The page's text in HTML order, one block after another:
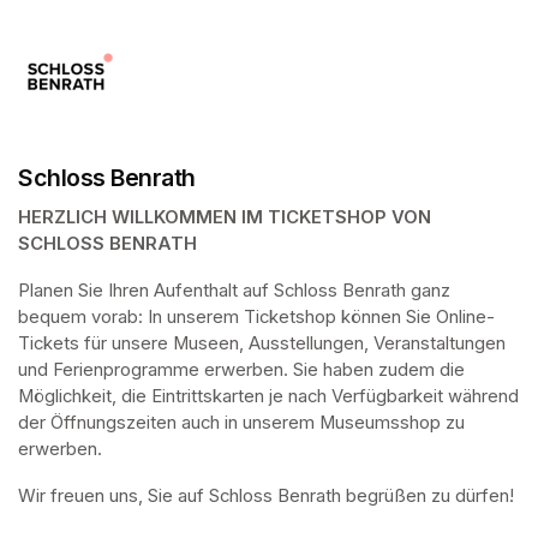
Schloss Benrath
HERZLICH WILLKOMMEN IM TICKETSHOP VON
SCHLOSS BENRATH
Planen Sie Ihren Aufenthalt auf Schloss Benrath ganz
bequem vorab: In unserem Ticketshop können Sie Online-
Tickets für unsere Museen, Ausstellungen, Veranstaltungen
und Ferienprogramme erwerben. Sie haben zudem die
Möglichkeit, die Eintrittskarten je nach Verfügbarkeit während
der Öffnungszeiten auch in unserem Museumsshop zu
erwerben.
Wir freuen uns, Sie auf Schloss Benrath begrüßen zu dürfen!